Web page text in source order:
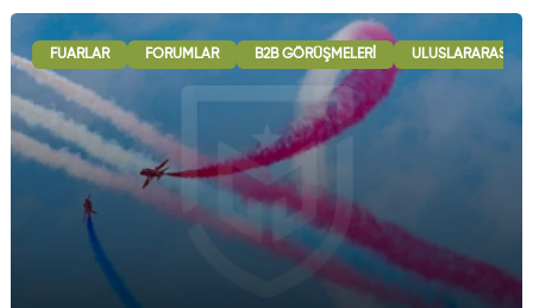
FUARLAR FORUMLAR B2B GÖRÜŞMELERI ULUSLARARASI